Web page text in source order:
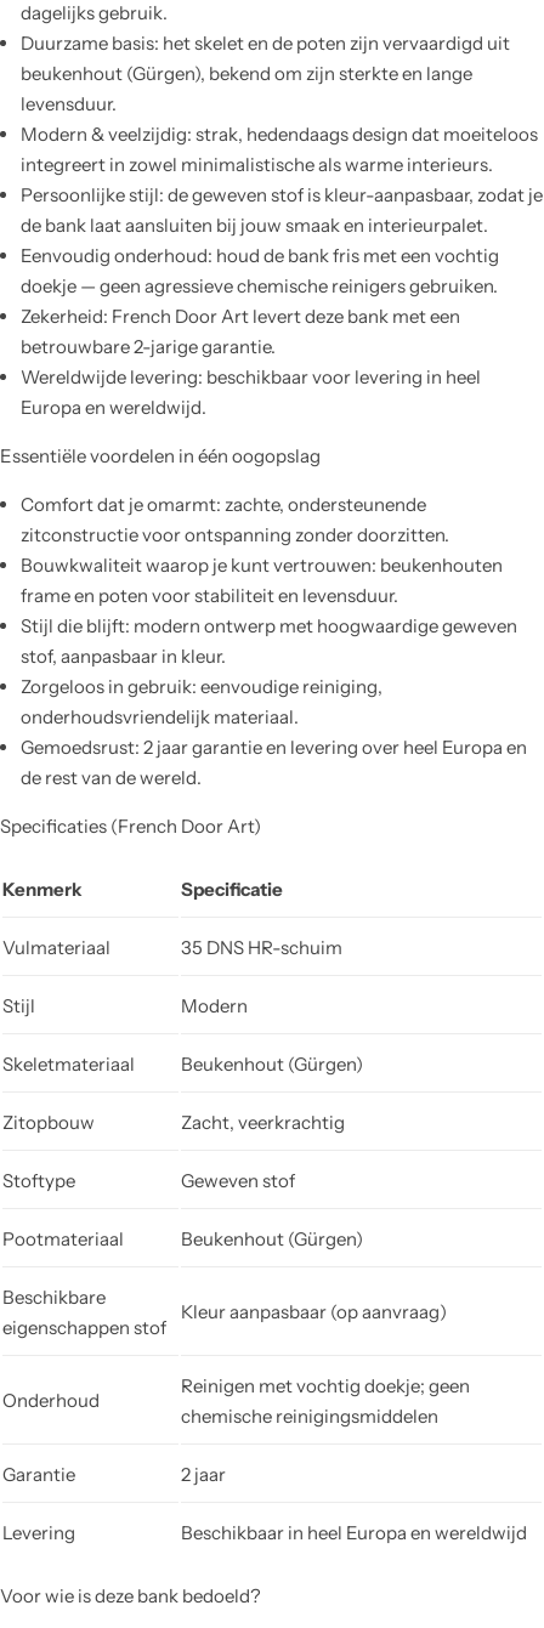
dagelijks gebruik.
Duurzame basis: het skelet en de poten zijn vervaardigd uit
beukenhout (Gürgen), bekend om zijn sterkte en lange
levensduur.
Modern & veelzijdig: strak, hedendaags design dat moeiteloos
integreert in zowel minimalistische als warme interieurs.
Persoonlijke stijl: de geweven stof is kleur-aanpasbaar, zodat je
de bank laat aansluiten bij jouw smaak en interieurpalet.
Eenvoudig onderhoud: houd de bank fris met een vochtig
doekje — geen agressieve chemische reinigers gebruiken.
Zekerheid: French Door Art levert deze bank met een
betrouwbare 2-jarige garantie.
Wereldwijde levering: beschikbaar voor levering in heel
Europa en wereldwijd.
Essentiële voordelen in één oogopslag
Comfort dat je omarmt: zachte, ondersteunende
zitconstructie voor ontspanning zonder doorzitten.
Bouwkwaliteit waarop je kunt vertrouwen: beukenhouten
frame en poten voor stabiliteit en levensduur.
Stijl die blijft: modern ontwerp met hoogwaardige geweven
stof, aanpasbaar in kleur.
Zorgeloos in gebruik: eenvoudige reiniging,
onderhoudsvriendelijk materiaal.
Gemoedsrust: 2 jaar garantie en levering over heel Europa en
de rest van de wereld.
Specificaties (French Door Art)
Kenmerk Specificatie
Vulmateriaal 35 DNS HR-schuim
Stijl Modern
Skeletmateriaal Beukenhout (Gürgen)
Zitopbouw Zacht, veerkrachtig
Stoftype Geweven stof
Pootmateriaal Beukenhout (Gürgen)
Beschikbare
eigenschappen stof
Kleur aanpasbaar (op aanvraag)
Onderhoud
Reinigen met vochtig doekje; geen
chemische reinigingsmiddelen
Garantie 2 jaar
Levering Beschikbaar in heel Europa en wereldwijd
Voor wie is deze bank bedoeld?